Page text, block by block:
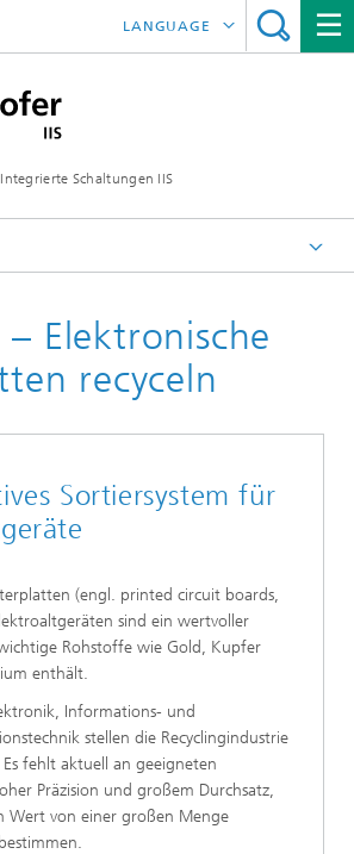
Schaltungen IIS
LANGUAGE
中文
uns aus
– Elektronische
recyceln
Sortiersystem für
(engl. printed circuit boards,
sind ein wertvoller
Rohstoffe wie Gold, Kupfer
enthält.
Informations- und
stellen die Recyclingindustrie
fehlt aktuell an geeigneten
Präzision und großem Durchsatz,
Wert von einer großen Menge